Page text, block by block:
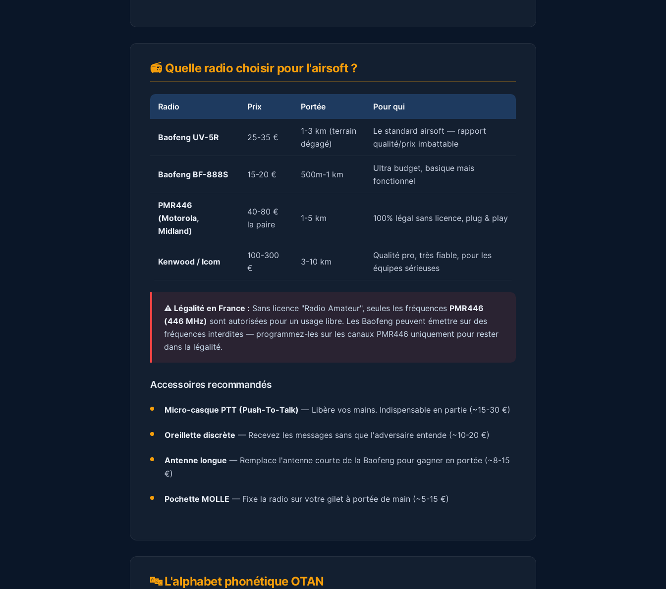
📻 Quelle radio choisir pour l'airsoft ?
Radio Prix Portée Pour qui
Baofeng UV-5R 25-35 €
1-3 km (terrain
dégagé)
Le standard airsoft — rapport
qualité/prix imbattable
Baofeng BF-888S 15-20 € 500m-1 km
Ultra budget, basique mais
fonctionnel
PMR446
(Motorola,
Midland)
40-80 €
la paire
1-5 km 100% légal sans licence, plug & play
Kenwood / Icom
100-300
€
3-10 km
Qualité pro, très fiable, pour les
équipes sérieuses
⚠️ Légalité en France : Sans licence "Radio Amateur", seules les fréquences PMR446
(446 MHz) sont autorisées pour un usage libre. Les Baofeng peuvent émettre sur des
fréquences interdites — programmez-les sur les canaux PMR446 uniquement pour rester
dans la légalité.
Accessoires recommandés
Micro-casque PTT (Push-To-Talk) — Libère vos mains. Indispensable en partie (~15-30 €)
Oreillette discrète — Recevez les messages sans que l'adversaire entende (~10-20 €)
Antenne longue — Remplace l'antenne courte de la Baofeng pour gagner en portée (~8-15
€)
Pochette MOLLE — Fixe la radio sur votre gilet à portée de main (~5-15 €)
🔤 L'alphabet phonétique OTAN